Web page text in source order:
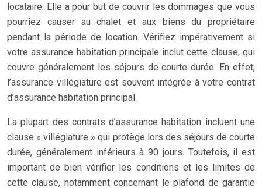
locataire. Elle a pour but de couvrir les dommages que vous
pourriez causer au chalet et aux biens du propriétaire
pendant la période de location. Vérifiez impérativement si
votre assurance habitation principale inclut cette clause, qui
couvre généralement les séjours de courte durée. En effet,
l’assurance villégiature est souvent intégrée à votre contrat
d’assurance habitation principal.
La plupart des contrats d’assurance habitation incluent une
clause « villégiature » qui protège lors des séjours de courte
durée, généralement inférieurs à 90 jours. Toutefois, il est
important de bien vérifier les conditions et les limites de
cette clause, notamment concernant le plafond de garantie